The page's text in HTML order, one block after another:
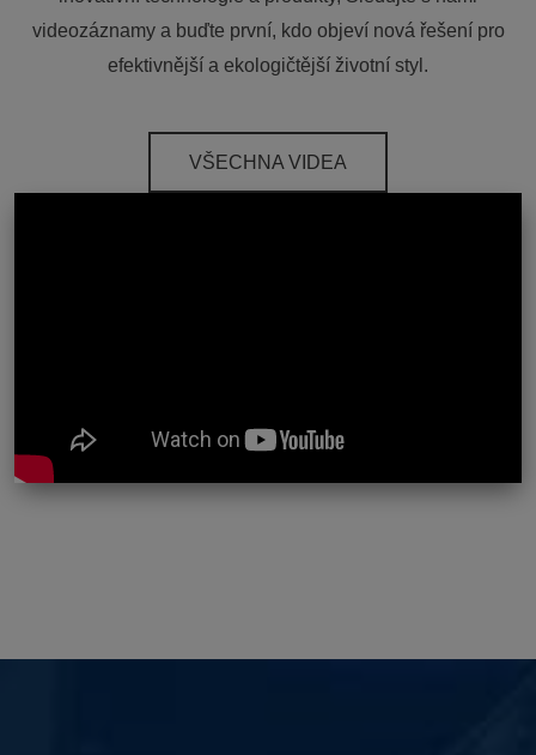
videozáznamy a buďte první, kdo objeví nová řešení pro
efektivnější a ekologičtější životní styl.
VŠECHNA VIDEA